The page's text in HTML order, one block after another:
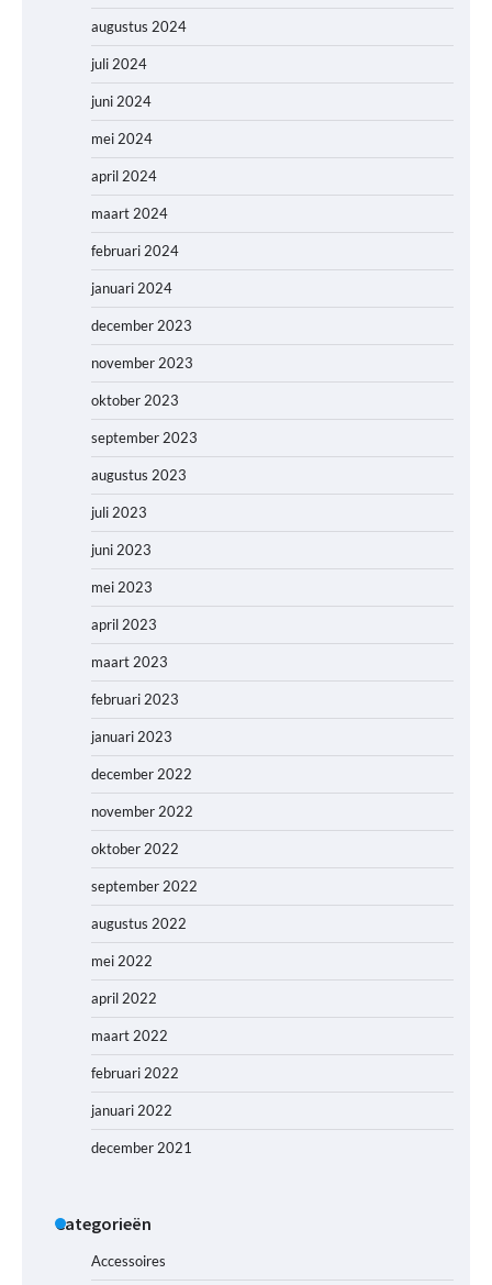
augustus 2024
juli 2024
juni 2024
mei 2024
april 2024
maart 2024
februari 2024
januari 2024
december 2023
november 2023
oktober 2023
september 2023
augustus 2023
juli 2023
juni 2023
mei 2023
april 2023
maart 2023
februari 2023
januari 2023
december 2022
november 2022
oktober 2022
september 2022
augustus 2022
mei 2022
april 2022
maart 2022
februari 2022
januari 2022
december 2021
Categorieën
Accessoires